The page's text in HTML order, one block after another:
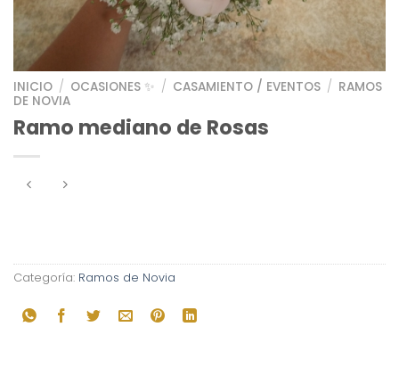
INICIO / OCASIONES ✨ / CASAMIENTO / EVENTOS / RAMOS
DE NOVIA
Ramo mediano de Rosas
Categoría: Ramos de Novia